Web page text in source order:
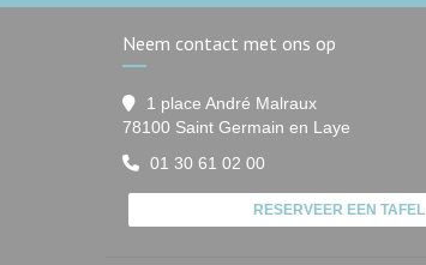
Neem contact met ons op
1 place André Malraux
78100 Saint Germain en Laye
01 30 61 02 00
RESERVEER EEN TAFEL